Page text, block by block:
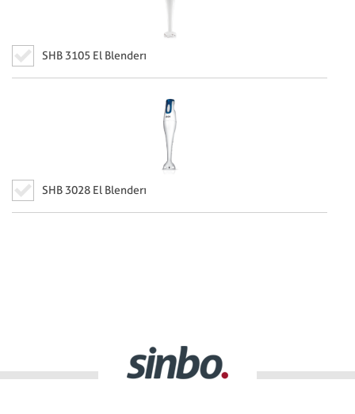
SHB 3105 El Blenderı
SHB 3028 El Blenderı